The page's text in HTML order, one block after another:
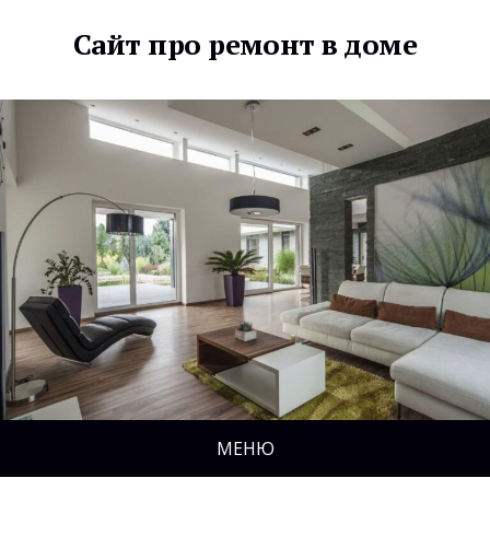
Сайт про ремонт в доме
МЕНЮ